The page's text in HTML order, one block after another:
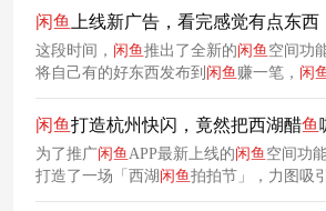
闲鱼 上线新广告，看完感觉有点东西
这段时间， 闲鱼推出了全新的闲鱼 空间功
将自己有的好东西发布到 闲鱼 赚一笔， 闲
《有点东西在身上》，以充满人文温度与
联起人们生活中各类有用的事物，力图拓
受众范围，进一步扩大品牌的用户基数。
闲鱼打造杭州快闪，竟然把西湖醋鱼
为了推广闲鱼APP最新上线的闲鱼 空间功能
打造了一场「西湖 闲鱼拍拍节」，力图吸
西湖醋鱼咖啡，还有巨型闲鱼鱼缸、闲鱼